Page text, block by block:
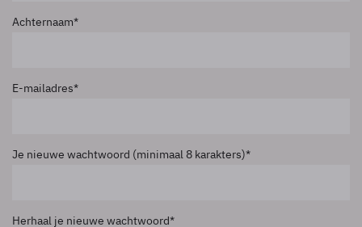
Achternaam
E-mailadres
Je nieuwe wachtwoord (minimaal 8 karakters)
Herhaal je nieuwe wachtwoord